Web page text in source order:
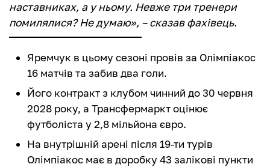
наставниках, а у ньому. Невже три тренери
помилялися? Не думаю», – сказав фахівець.
Яремчук в цьому сезоні провів за Олімпіакос
16 матчів та забив два голи.
Його контракт з клубом чинний до 30 червня
2028 року, а Трансфермаркт оцінює
футболіста у 2,8 мільйона євро.
На внутрішній арені після 19-ти турів
Олімпіакос має в доробку 43 залікові пункти